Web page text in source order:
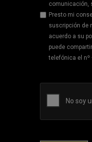
comunicación,
Presto mi
suscripción de
acuerdo a su
puede
telefónica el nº